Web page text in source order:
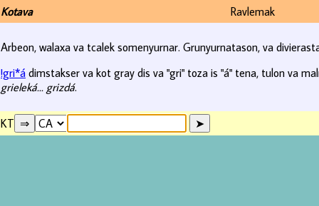
Kotava Ravlemak
Arbeon, walaxa va tcalek somenyurnar. Grunyurnatason, va
!gri*á dimstakser va kot gray dis va "gri" toza is "á" tena, tulon va
grieleká... grizdá.
KT